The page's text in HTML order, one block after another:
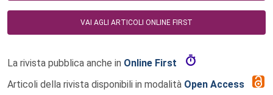
VAI AGLI ARTICOLI ONLINE FIRST
La rivista pubblica anche in Online First
Articoli della rivista disponibili in modalità Open Access